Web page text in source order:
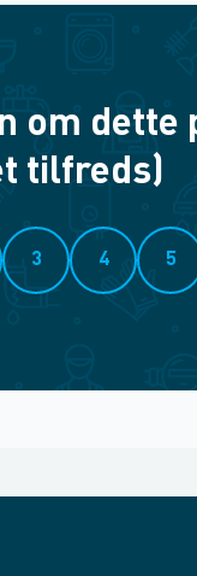
dette
tilfreds)
3 4 5